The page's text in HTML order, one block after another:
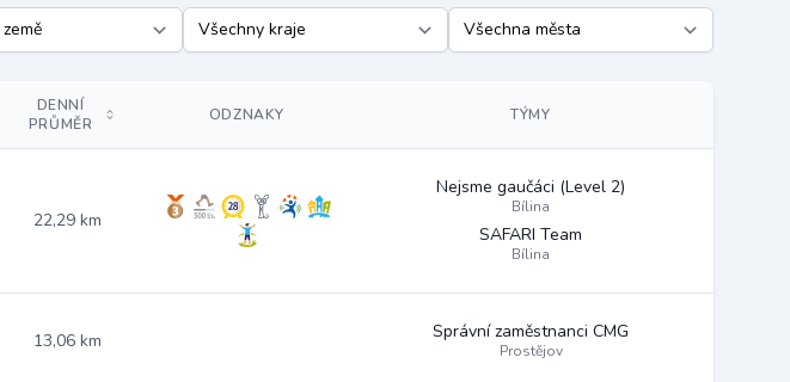
DENNÍ
PRŮMĚR
ODZNAKY TÝMY
22,29 km
Nejsme gaučáci (Level 2)
Bílina
SAFARI Team
Bílina
13,06 km Správní zaměstnanci CMG
Prostějov